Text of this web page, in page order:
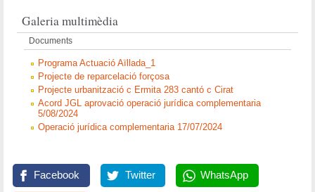
Galeria multimèdia
Documents
Programa Actuació Aïllada_1
Projecte de reparcelació forçosa
Projecte urbanització c Ermita 283 cantó c Cirat
Acord JGL aprovació operació jurídica complementaria
5/08/2024
Operació jurídica complementaria 17/07/2024
Facebook Twitter WhatsApp